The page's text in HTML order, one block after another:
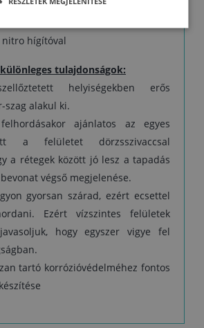
nitro hígítóval
tulajdonságok:
helyiségekben erős
szag alakul ki.
ajánlatos az egyes
a felületet dörzsszivaccsal
a rétegek között jó lesz a tapadás
végső megjelenése.
gyorsan szárad, ezért ecsettel
Ezért vízszintes felületek
hogy egyszer vigye fel
tartó korrózióvédelméhez fontos